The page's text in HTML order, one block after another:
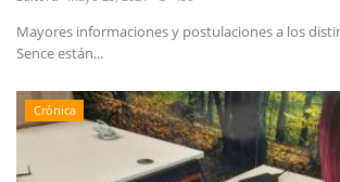
Mayores informaciones y postulaciones a los
Sence están...
Crónica